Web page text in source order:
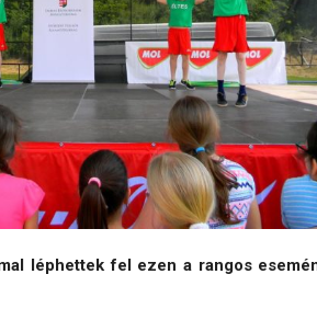
léphettek fel ezen a rangos